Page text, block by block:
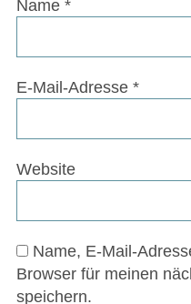
Name *
E-Mail-Adresse *
Website
Name, E-Mail-
Browser für meinen
speichern.